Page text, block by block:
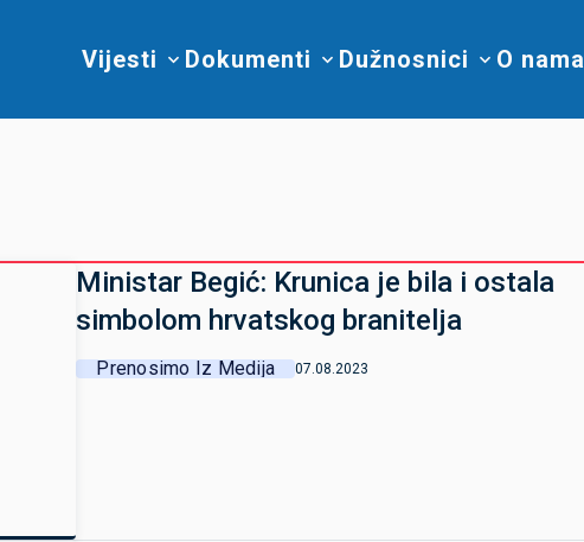
Vijesti Dokumenti Dužnosnici O nama
Ministar Begić: Krunica je bila i ostala
simbolom hrvatskog branitelja
Prenosimo Iz Medija 07.08.2023